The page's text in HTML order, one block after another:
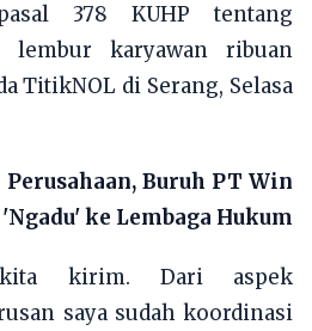
378 KUHP tentang
lembur karyawan ribuan
TitikNOL di Serang, Selasa
Buruh PT Win
ke Lembaga Hukum
kirim. Dari aspek
saya sudah koordinasi